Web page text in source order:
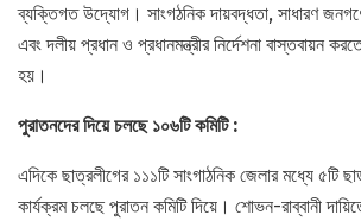
ব্যক্তিগত উদ্যোগ। সাংগঠনিক দায়বদ্ধতা, সাধারণ
এবং দলীয় প্রধান ও প্রধানমন্ত্রীর নির্দেশনা বাস্তবায়ন
হয়।
পুরাতনদের দিয়ে চলছে ১০৬টি কমিটি :
এদিকে ছাত্রলীগের ১১১টি সাংগাঠনিক জেলার মধ্যে ৫টি
কার্যক্রম চলছে পুরাতন কমিটি দিয়ে। শোভন-রাব্বানী